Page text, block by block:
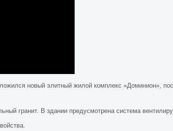
новый элитный жилой комплекс «Доминион»,
гранит. В здании предусмотрена система